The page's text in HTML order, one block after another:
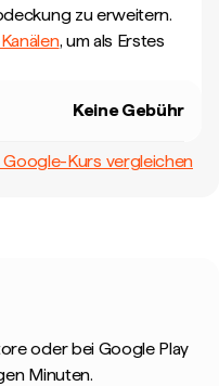
zu erweitern.
, um als Erstes
Keine Gebühr
Kurs vergleichen
oder bei Google Play
Minuten.